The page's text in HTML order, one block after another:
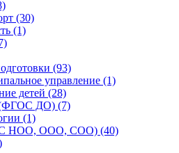
(30)
(1)
(93)
управление (1)
детей (28)
(ФГОС ДО) (7)
(1)
НОО, ООО, СОО) (40)